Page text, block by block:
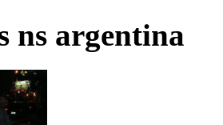
ns argentina